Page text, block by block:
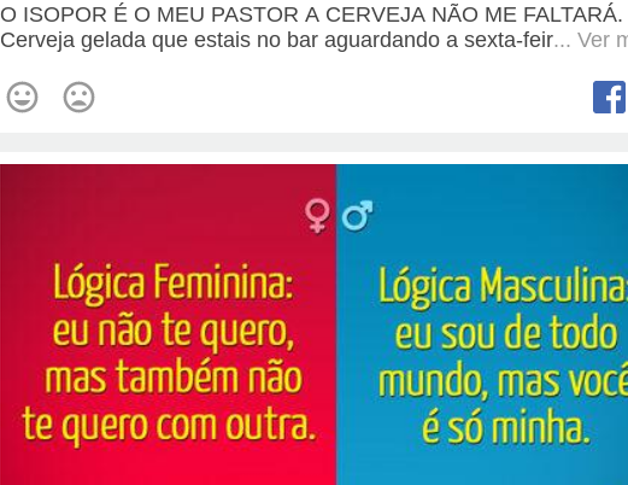
O ISOPOR É O MEU PASTOR A CERVEJA NÃO ME FALTARÁ.
Cerveja gelada que estais no bar aguardando a sexta-feir... Ver